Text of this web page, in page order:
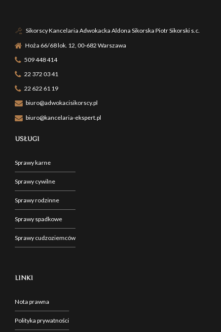
Sikorscy Kancelaria Adwokacka Aldona Sikorska Piotr Sikorski s.c.
Hoża 66/68 lok. 12, 00-682 Warszawa
509 448 414
22 372 03 41
22 622 61 19
biuro@adwokacisikorscy.pl
biuro@kancelaria-ekspert.pl
USŁUGI
Sprawy karne
Sprawy cywilne
Sprawy rodzinne
Sprawy spadkowe
Sprawy cudzoziemców
LINKI
Nota prawna
Polityka prywatności